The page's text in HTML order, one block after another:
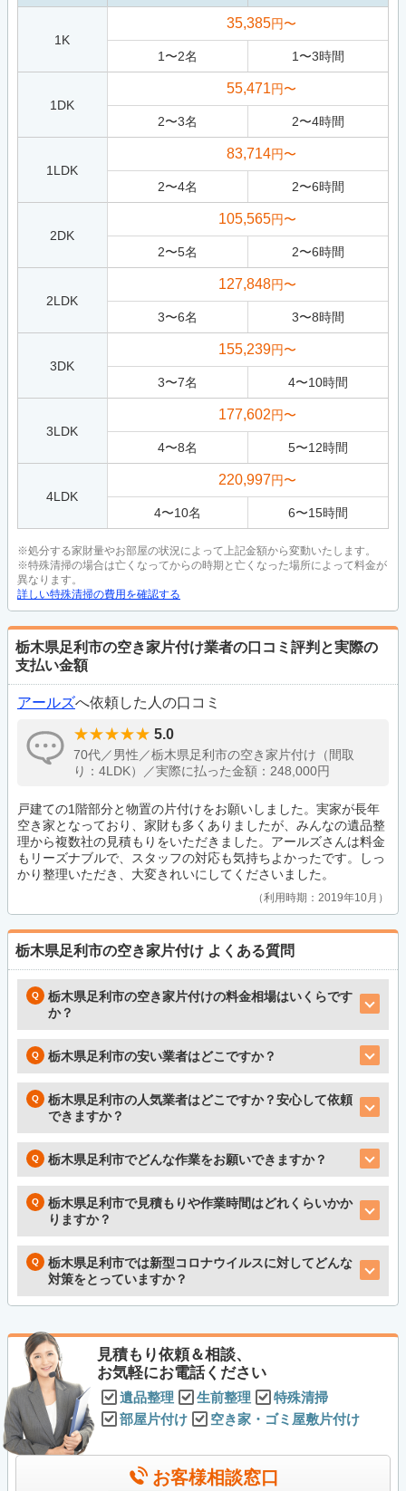
1K
35,385円〜
1 〜2名 1 〜3時間
1DK
55,471円〜
2〜3名 2〜4時間
1LDK
83,714円〜
2〜4名 2〜6時間
2DK
105,565円〜
2〜5名 2〜6時間
2LDK
127,848円〜
3〜6名 3〜8時間
3DK
155,239円〜
3〜7名 4〜10時間
3LDK
177,602円〜
4〜8名 5〜12時間
4LDK
220,997円〜
4〜10名 6〜15時間
※処分する家財量やお部屋の状況によって上記金額から変動いたします。
※特殊清掃の場合は亡くなってからの時期と亡くなった場所によって料金が
異なります。
詳しい特殊清掃の費用を確認する
栃木県足利市の空き家片付け業者の口コミ評判と実際の
支払い金額
アールズへ依頼した人の口コミ
5.0
70代／男性／栃木県足利市の空き家片付け（間取
り：4LDK）／実際に払った金額：248,000円
戸建ての1階部分と物置の片付けをお願いしました。実家が長年
空き家となっており、家財も多くありましたが、みんなの遺品整
理から複数社の見積もりをいただきました。アールズさんは料金
もリーズナブルで、スタッフの対応も気持ちよかったです。しっ
かり整理いただき、大変きれいにしてくださいました。
利用時期：2019年10月
栃木県足利市の空き家片付け よくある質問
栃木県足利市の空き家片付けの料金相場はいくらです
か？
栃木県足利市の安い業者はどこですか？
栃木県足利市の人気業者はどこですか？安心して依頼
できますか？
栃木県足利市でどんな作業をお願いできますか？
栃木県足利市で見積もりや作業時間はどれくらいかか
りますか？
栃木県足利市では新型コロナウイルスに対してどんな
対策をとっていますか？
見積もり依頼＆相談、
お気軽にお電話ください
遺品整理 生前整理
特殊清掃
部屋片付け
空き家・ゴミ屋敷片付け
お客様相談窓口